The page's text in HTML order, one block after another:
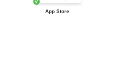
App Store